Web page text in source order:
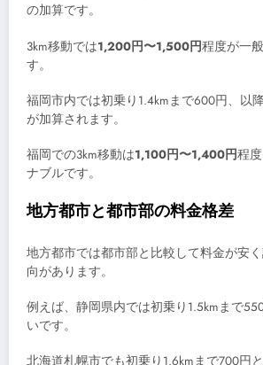
の加算です。
3km移動では1,200円〜1,500円程度が一
す。
福岡市内では初乗り1.4kmまで600円、以
が加算されます。
福岡での3km移動は1,100円〜1,400円程
ナブルです。
地方都市と都市部の料金格差
地方都市では都市部と比較して料金が安
向があります。
例えば、静岡県内では初乗り1.5kmまで
いです。
北海道札幌市でも初乗り1.6kmまで700円